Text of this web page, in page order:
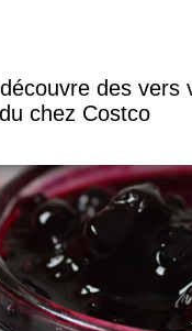
des vers
chez Costco